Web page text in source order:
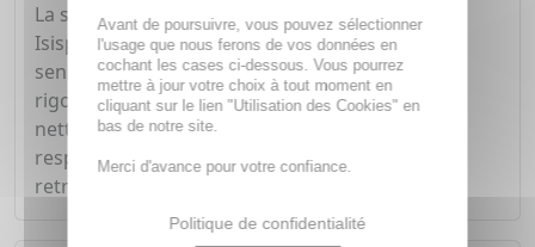
La solution micellaire "Sensylia" de chez
Isispharma, démaquille et hydrate les peaux
sensibles tout en l'apaisant grâce a ses actifs
rigoureusement sélectionnés. Sans rinçage, elle
nettoie aussi bien le visage que les yeux tout en
respectant la peau lui permettant ainsi de
retrouver son équilibre physiologique.
Avant de poursuivre, vous pouvez sélectionner
l'usage que nous ferons de vos données en
cochant les cases ci-dessous. Vous pourrez
mettre à jour votre choix à tout moment en
cliquant sur le lien "Utilisation des Cookies" en
bas de notre site.
Merci d'avance pour votre confiance.
Politique de confidentialité